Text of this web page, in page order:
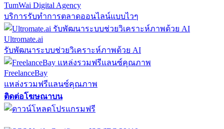
TumWai Digital Agency
บริการรับทำการตลาดออนไลน์แบบไวๆ
Ultromate.ai
รับพัฒนาระบบช่วยวิเคราะห์ภาพด้วย AI
FreelanceBay
แหล่งรวมฟรีแลนซ์คุณภาพ
ติดต่อโฆษณาบน